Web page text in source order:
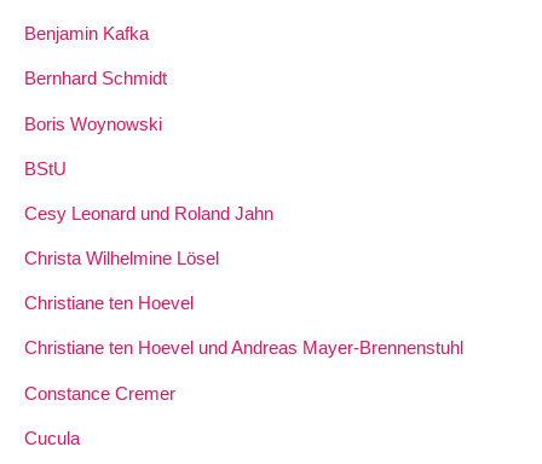
Benjamin Kafka
Bernhard Schmidt
Boris Woynowski
BStU
Cesy Leonard und Roland Jahn
Christa Wilhelmine Lösel
Christiane ten Hoevel
Christiane ten Hoevel und Andreas Mayer-Brennenstuhl
Constance Cremer
Cucula